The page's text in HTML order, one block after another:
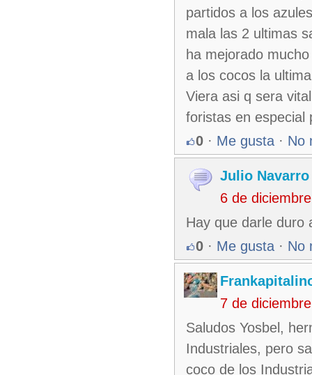
partidos a los
mala las 2 ultimas
ha mejorado
a los cocos la
Viera asi q sera
foristas en especial
0 · Me gusta · No
Julio Navarro
6 de
Hay que darle duro
0 · Me gusta · No
7 de
Saludos Yosbel,
Industriales, pero
coco de los